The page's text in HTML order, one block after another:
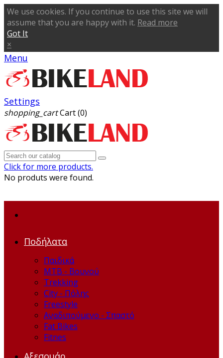
We use cookies. If you continue to use this site we will
assume that you are happy with it. Read more
Got It
×
Menu
Settings
shopping_cartCart(0)
Click for more products.
No produts were found.
Ποδήλατα
Παιδικά
ΜΤΒ - Βουνού
Trekking
City - Πόλης
Freestyle
Αναδιπούμενο - Σπαστό
Fat Bikes
Fitnes